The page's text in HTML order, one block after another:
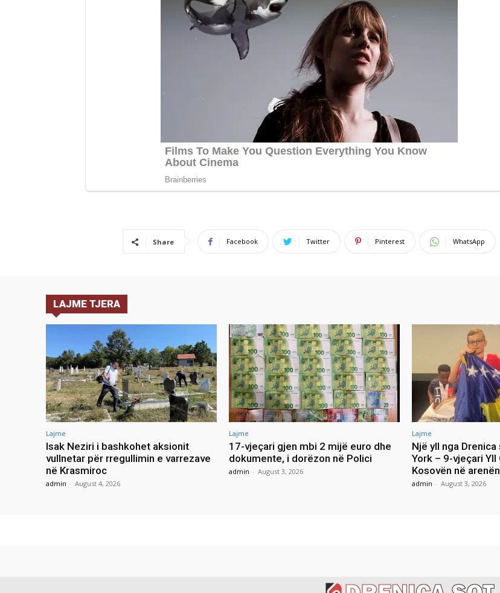
Share Facebook Twitter Pinterest WhatsApp
LAJME TJERA
Lajme
Isak Neziri i bashkohet aksionit
vullnetar për rregullimin e varrezave
në Krasmiroc
admin - August 4, 2026
Lajme
17-vjeçari gjen mbi 2 mijë euro dhe
dokumente, i dorëzon në Polici
admin - August 3, 2026
Lajme
Një yll nga
York – 9-vjeçari Yll
Kosovën në
admin - August 3, 2026